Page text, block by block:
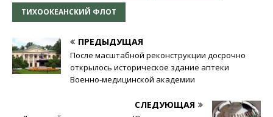
ТИХООКЕАНСКИЙ ФЛОТ
ПРЕДЫДУЩАЯ
После масштабной реконструкции досрочно
открылось историческое здание аптеки
Военно-медицинской академии
СЛЕДУЮЩАЯ